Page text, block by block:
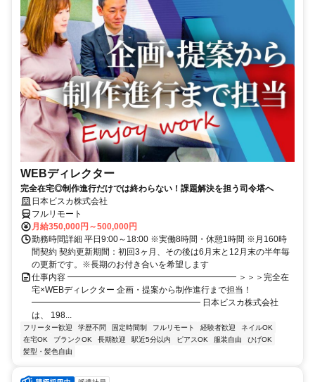
WEBディレクター
完全在宅◎制作進行だけでは終わらない！課題解決を担う司令塔へ
日本ビスカ株式会社
フルリモート
月給350,000円～500,000円
勤務時間詳細 平日9:00～18:00 ※実働8時間・休憩1時間 ※月160時
間契約 契約更新期間：初回3ヶ月、その後は6月末と12月末の半年毎
の更新です。※長期のお付き合いを希望します
仕事内容 ━━━━━━━━━━━━━━━━━━━━ ＞＞＞完全在
宅×WEBディレクター 企画・提案から制作進行まで担当！
━━━━━━━━━━━━━━━━━━━━ 日本ビスカ株式会社
は、 198...
フリーター歓迎 学歴不問 固定時間制 フルリモート 経験者歓迎
ネイルOK
在宅OK
ブランクOK 長期歓迎 駅近5分以内 ピアスOK 服装自由
ひげOK
髪型・髪色自由